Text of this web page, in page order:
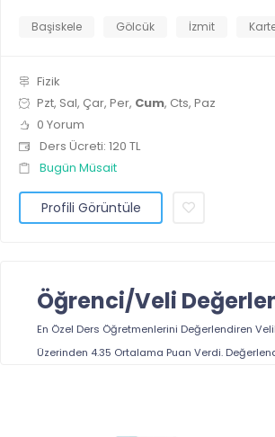
Başiskele Gölcük İzmit
Fizik
Pzt, Sal, Çar, Per, Cum, Cts, Paz
0 Yorum
Ders Ücreti: 120 TL
Bugün Müsait
Profili Görüntüle
Öğrenci/Veli
En Özel Ders Öğretmenlerini Değerlendiren
Üzerinden 4.35 Ortalama Puan Verdi.